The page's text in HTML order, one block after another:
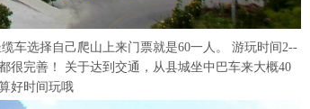
车选择自己爬山上来门票就是60一人。 游玩时间2--
很完善！ 关于达到交通，从县城坐中巴车来大概40
好时间玩哦